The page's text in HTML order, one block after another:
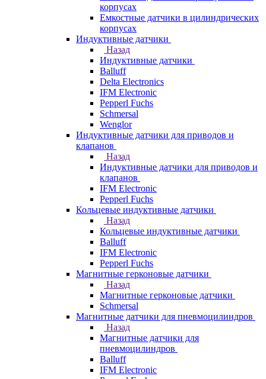
корпусах
Емкостные датчики в цилиндрических
корпусах
Индуктивные датчики
Назад
Индуктивные датчики
Balluff
Delta Electronics
IFM Electronic
Pepperl Fuchs
Schmersal
Wenglor
Индуктивные датчики для приводов и
клапанов
Назад
Индуктивные датчики для приводов и
клапанов
IFM Electronic
Pepperl Fuchs
Кольцевые индуктивные датчики
Назад
Кольцевые индуктивные датчики
Balluff
IFM Electronic
Pepperl Fuchs
Магнитные герконовые датчики
Назад
Магнитные герконовые датчики
Schmersal
Магнитные датчики для пневмоцилиндров
Назад
Магнитные датчики для
пневмоцилиндров
Balluff
IFM Electronic